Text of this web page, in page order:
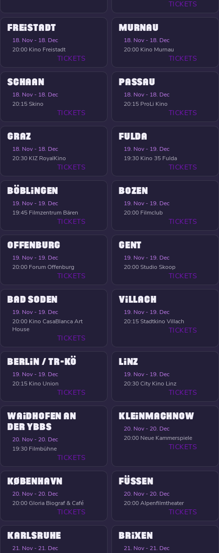
TICKETS
FREISTADT
18. Nov - 18. Dec
20:00 Kino Freistadt
TICKETS
MURNAU
18. Nov - 18. Dec
20:00 Kino Murnau
TICKETS
SCHAAN
18. Nov - 18. Dec
20:15Skino
TICKETS
PASSAU
18. Nov - 18. Dec
20:15 ProLi Kino
TICKETS
GRAZ
18. Nov - 18. Dec
20:30 KIZ RoyalKino
TICKETS
FULDA
19. Nov - 19. Dec
19:30 Kino 35 Fulda
TICKETS
BÖBLINGEN
19. Nov - 19. Dec
19:45 Filmzentrum Bären
TICKETS
BOZEN
19. Nov - 19. Dec
20:00 Filmclub
TICKETS
OFFENBURG
19. Nov - 19. Dec
20:00 Forum Offenburg
TICKETS
GENT
19. Nov - 19. Dec
20:00Studio Skoop
TICKETS
BAD SODEN
19. Nov - 19. Dec
20:00 Kino CasaBlanca Art
House
TICKETS
VILLACH
19. Nov - 19. Dec
20:15Stadtkino Villach
TICKETS
BERLIN / TR-KÖ
19. Nov - 19. Dec
20:15 Kino Union
TICKETS
LINZ
19. Nov - 19. Dec
20:30City Kino Linz
TICKETS
WAIDHOFEN AN
DER YBBS
20. Nov - 20. Dec
19:30 Filmbühne
TICKETS
KLEINMACHNOW
20. Nov - 20. Dec
20:00 Neue Kammerspiele
TICKETS
KØBENHAVN
20. Nov - 20. Dec
20:00Gloria Biograf & Café
TICKETS
FÜSSEN
20. Nov - 20. Dec
20:00Alpenfilmtheater
TICKETS
KARLSRUHE
21. Nov - 21. Dec
BRIXEN
21. Nov - 21. Dec